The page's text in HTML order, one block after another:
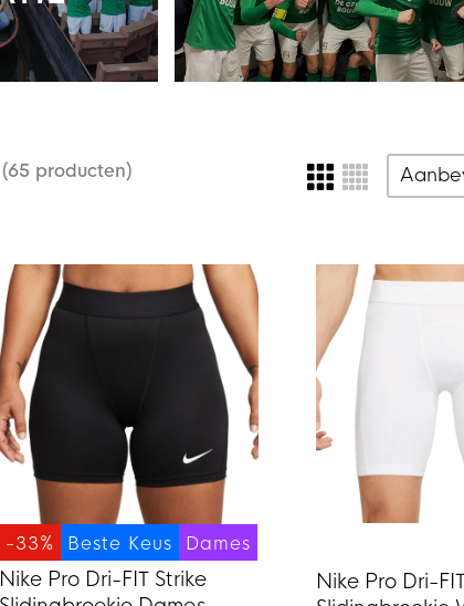
(65 producten)
Beste Keus
-33% Dames
Nike Pro Dri-FIT Strike
Nike Pro Dri-